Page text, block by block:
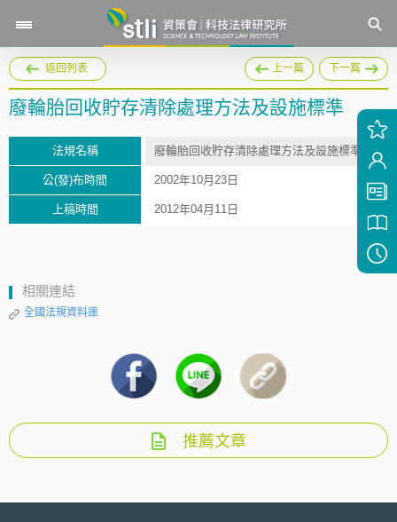
返回列表 上一篇 下一篇
廢輪胎回收貯存清除處理方法及設施標準
法規名稱 廢輪胎回收貯存清除處理方法及設施標準
公(發)布時間 2002年10月23日
上稿時間 2012年04月11日
相關連結
全國法規資料庫
推薦文章